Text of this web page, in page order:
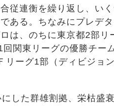
従連衡を繰り返し、い
ある。ちなみにプレデ
は、のちに東京都2部リ
関東リーグの優勝チー
ーグ1部（ディビジョ
した群雄割拠、栄枯盛